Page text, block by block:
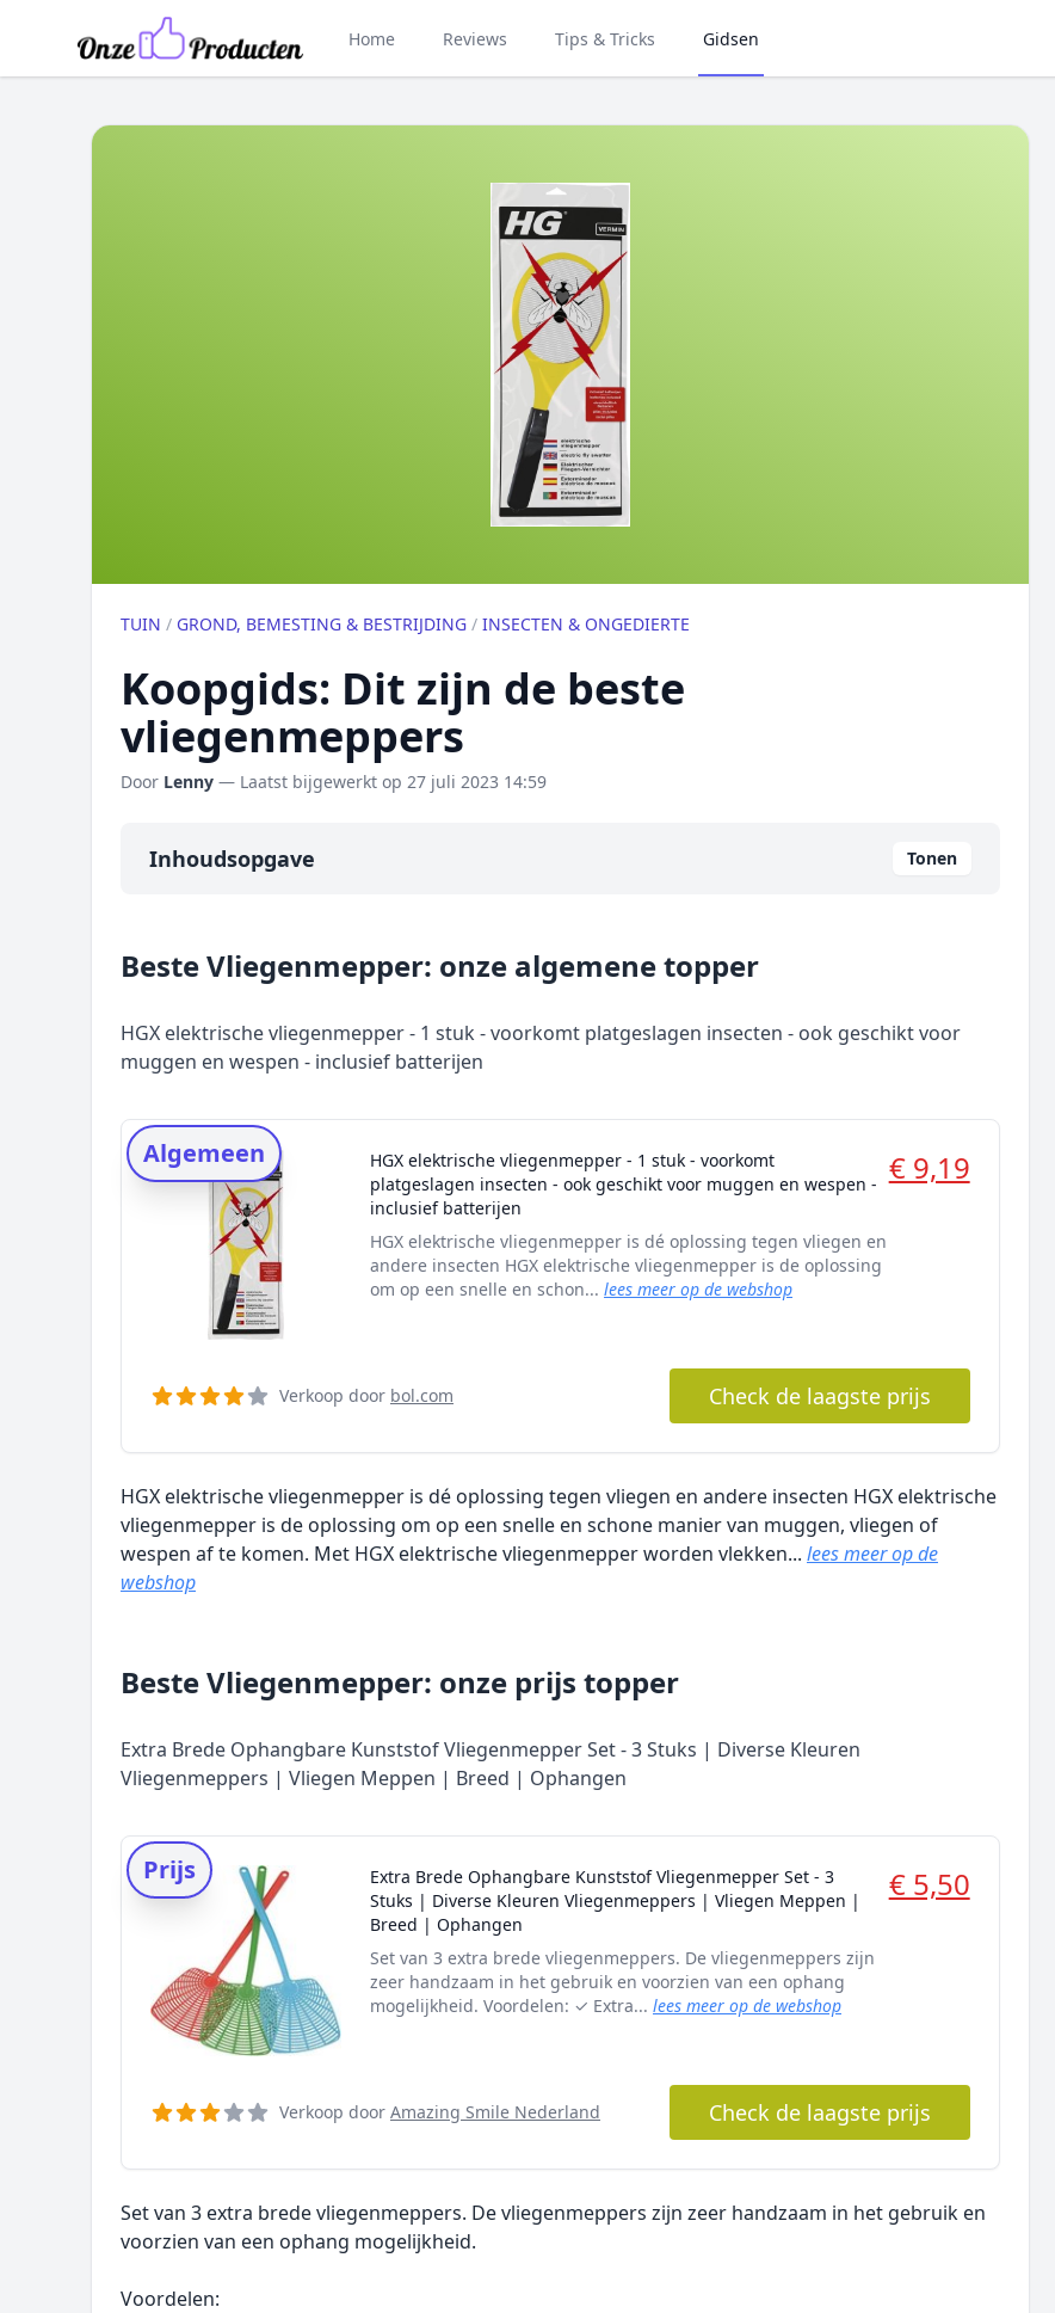
Home Reviews Tips & Tricks Gidsen
TUIN / GROND, BEMESTING & BESTRIJDING / INSECTEN & ONGEDIERTE
Koopgids: Dit zijn de beste
vliegenmeppers
Door Lenny — Laatst bijgewerkt op 27 juli 2023 14:59
Inhoudsopgave Tonen
Onze algemene topper
Populaire merken
Onderzoeksmethode
Alternatieven
Prijsniveaus
Beste Vliegenmepper: onze algemene topper
HGX elektrische vliegenmepper - 1 stuk - voorkomt platgeslagen insecten - ook geschikt voor
muggen en wespen - inclusief batterijen
Algemeen
HGX elektrische vliegenmepper - 1 stuk - voorkomt
platgeslagen insecten - ook geschikt voor muggen en wespen -
inclusief batterijen
€ 9,19
HGX elektrische vliegenmepper is dé oplossing tegen vliegen en
andere insecten HGX elektrische vliegenmepper is de oplossing
om op een snelle en schon... lees meer op de webshop
Verkoop door bol.com Check de laagste prijs
HGX elektrische vliegenmepper is dé oplossing tegen vliegen en andere insecten HGX elektrische
vliegenmepper is de oplossing om op een snelle en schone manier van muggen, vliegen of
wespen af te komen. Met HGX elektrische vliegenmepper worden vlekken... lees meer op de
webshop
Beste Vliegenmepper: onze prijs topper
Extra Brede Ophangbare Kunststof Vliegenmepper Set - 3 Stuks | Diverse Kleuren
Vliegenmeppers | Vliegen Meppen | Breed | Ophangen
Prijs
Extra Brede Ophangbare Kunststof Vliegenmepper Set - 3
Stuks | Diverse Kleuren Vliegenmeppers | Vliegen Meppen |
Breed | Ophangen
€ 5,50
Set van 3 extra brede vliegenmeppers. De vliegenmeppers zijn
zeer handzaam in het gebruik en voorzien van een ophang
mogelijkheid. Voordelen: ✓ Extra... lees meer op de webshop
Verkoop door Amazing Smile Nederland Check de laagste prijs
Set van 3 extra brede vliegenmeppers. De vliegenmeppers zijn zeer handzaam in het gebruik en
voorzien van een ophang mogelijkheid.
Voordelen: